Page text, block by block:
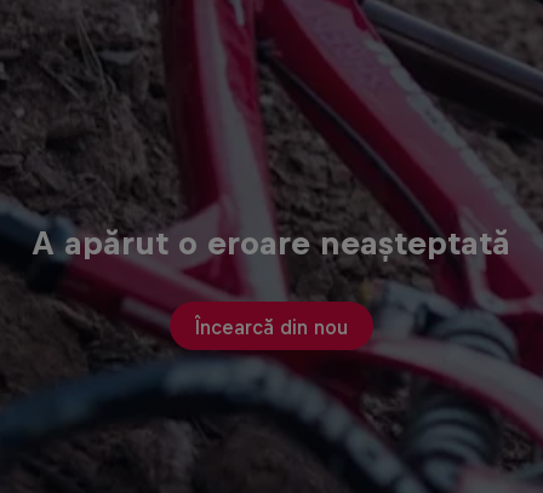
A apărut o eroare neașteptată
Încearcă din nou